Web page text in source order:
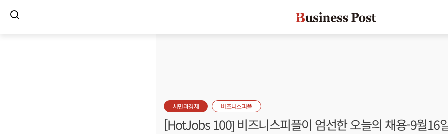
시민과경제 비즈니스피플
[HotJobs 100] 비즈니스피플이 엄선한 오늘의 채용-9월16